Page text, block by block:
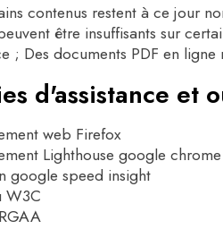
contenus restent à ce jour
être insuffisants sur
; Des documents PDF en
d'assistance et
web Firefox
Lighthouse google chrome
google speed insight
W3C